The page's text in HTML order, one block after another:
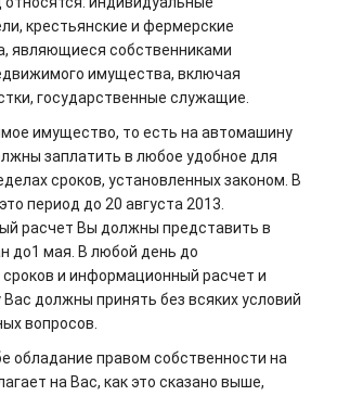
крестьянские и фермерские
являющиеся собственниками
имущества, включая
государственные служащие.
имущество, то есть на автомашину
заплатить в любое удобное для
сроков, установленных законом. В
период до 20 августа 2013.
расчет Вы должны представить в
до1 мая. В любой день до
и информационный расчет и
Вас должны принять без всяких условий
вопросов.
обладание правом собственности на
на Вас, как это сказано выше,